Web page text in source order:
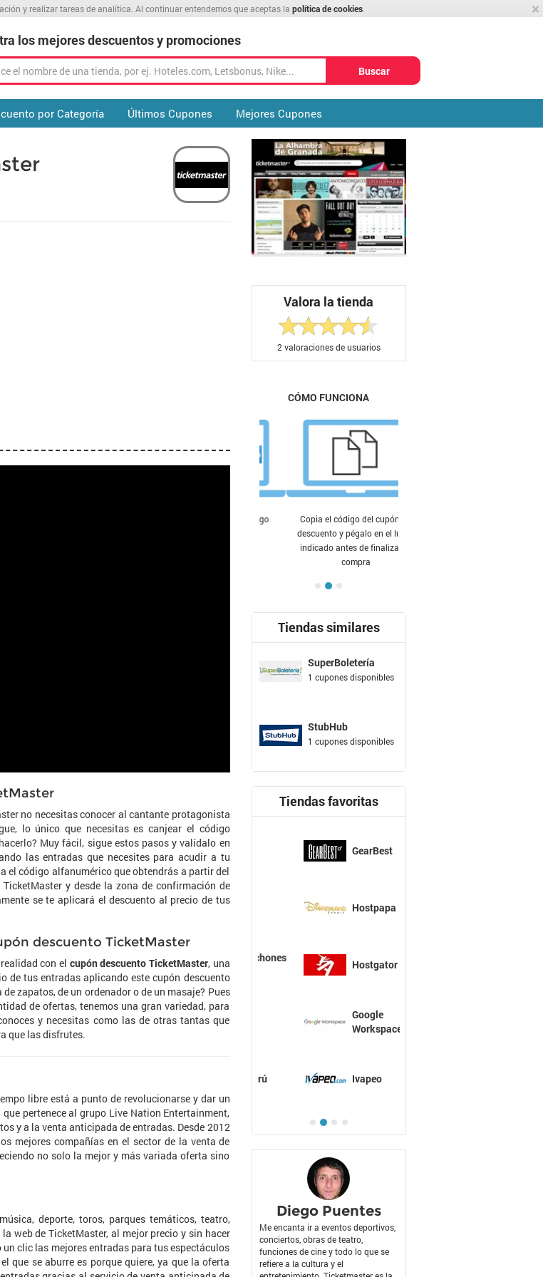
×
y realizar tareas de analítica. Al continuar entendemos que aceptas la política de cookies
los mejores descuentos y promociones
Buscar
por Categoría Últimos Cupones Mejores Cupones
no necesitas conocer al cantante protagonista
lo único que necesitas es canjear el código
Muy fácil, sigue estos pasos y valídalo en
las entradas que necesites para acudir a tu
el código alfanumérico que obtendrás a partir del
y desde la zona de confirmación de
se te aplicará el descuento al precio de tus
descuento TicketMaster
con el cupón descuento TicketMaster, una
de tus entradas aplicando este cupón descuento
zapatos, de un ordenador o de un masaje? Pues
de ofertas, tenemos una gran variedad, para
y necesitas como las de otras tantas que
que las disfrutes.
libre está a punto de revolucionarse y dar un
pertenece al grupo Live Nation Entertainment,
y a la venta anticipada de entradas. Desde 2012
mejores compañías en el sector de la venta de
no solo la mejor y más variada oferta sino
deporte, toros, parques temáticos, teatro,
web de TicketMaster, al mejor precio y sin hacer
clic las mejores entradas para tus espectáculos
que se aburre es porque quiere, ya que la oferta
Valora la tienda
2 valoraciones de usuarios
CÓMO FUNCIONA
Copia el código del cupón de
descuento y pégalo en el lugar
indicado antes de finalizar tu
compra
Tiendas similares
SuperBoletería
1 cupones disponibles
StubHub
1 cupones disponibles
Tiendas favoritas
GearBest
Hostpapa
Hostgator
Workspace
Ivapeo
Diego Puentes
Me encanta ir a eventos deportivos,
conciertos, obras de teatro,
funciones de cine y todo lo que se
refiere a la cultura y el